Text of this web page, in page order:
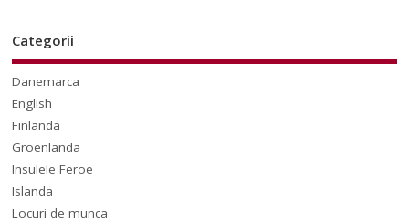
Categorii
Danemarca
English
Finlanda
Groenlanda
Insulele Feroe
Islanda
Locuri de munca